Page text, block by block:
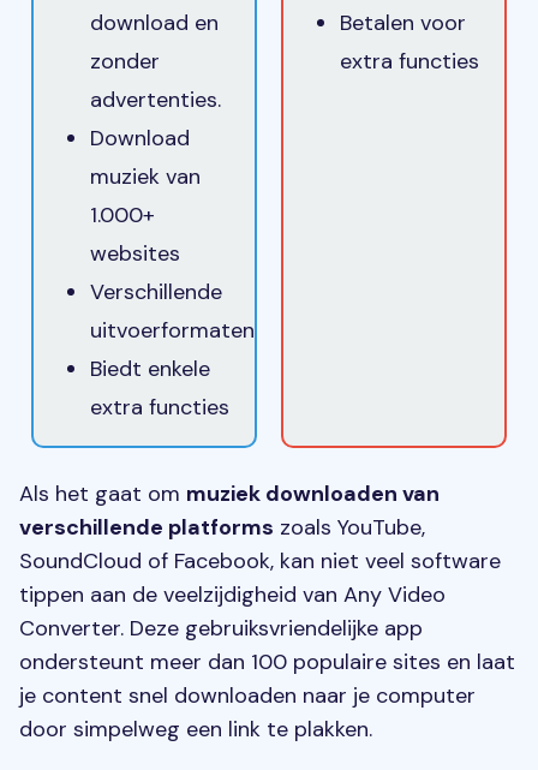
download en
zonder
advertenties.
Download
muziek van
1.000+
websites
Verschillende
uitvoerformaten
Biedt enkele
extra functies
Betalen voor
extra functies
Als het gaat om muziek downloaden van
verschillende platforms zoals YouTube,
SoundCloud of Facebook, kan niet veel software
tippen aan de veelzijdigheid van Any Video
Converter. Deze gebruiksvriendelijke app
ondersteunt meer dan 100 populaire sites en laat
je content snel downloaden naar je computer
door simpelweg een link te plakken.